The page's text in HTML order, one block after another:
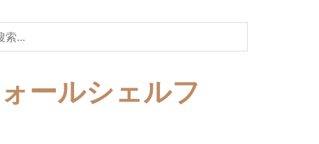
ールシェルフ